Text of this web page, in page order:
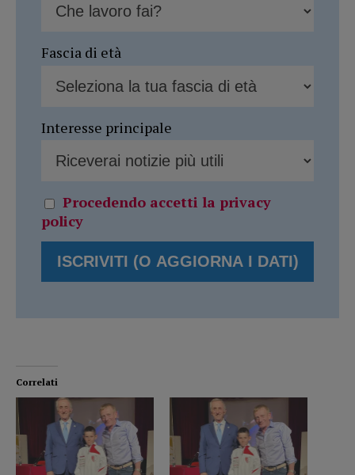
Fascia di età
Interesse principale
Procedendo accetti la privacy
policy
Correlati